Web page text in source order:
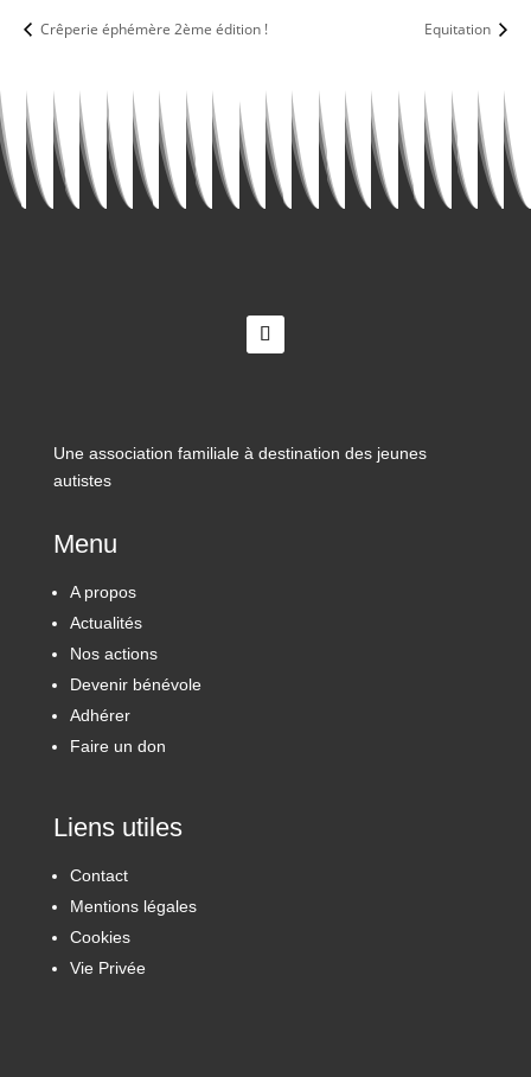
Crêperie éphémère 2ème édition ! Equitation
Une association familiale à destination des jeunes
autistes
Menu
A propos
Actualités
Nos actions
Devenir bénévole
Adhérer
Faire un don
Liens utiles
Contact
Mentions légales
Cookies
Vie Privée